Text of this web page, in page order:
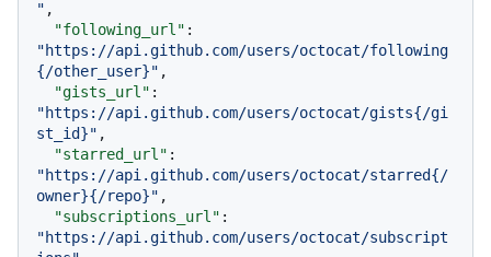
" ,
"following_url" :
"https://api.github.com/users/octocat/following
{/other_user}" ,
"gists_url" :
"https://api.github.com/users/octocat/gists{/gi
st_id}" ,
"starred_url" :
"https://api.github.com/users/octocat/starred{/
owner}{/repo}" ,
"subscriptions_url" :
"https://api.github.com/users/octocat/subscript